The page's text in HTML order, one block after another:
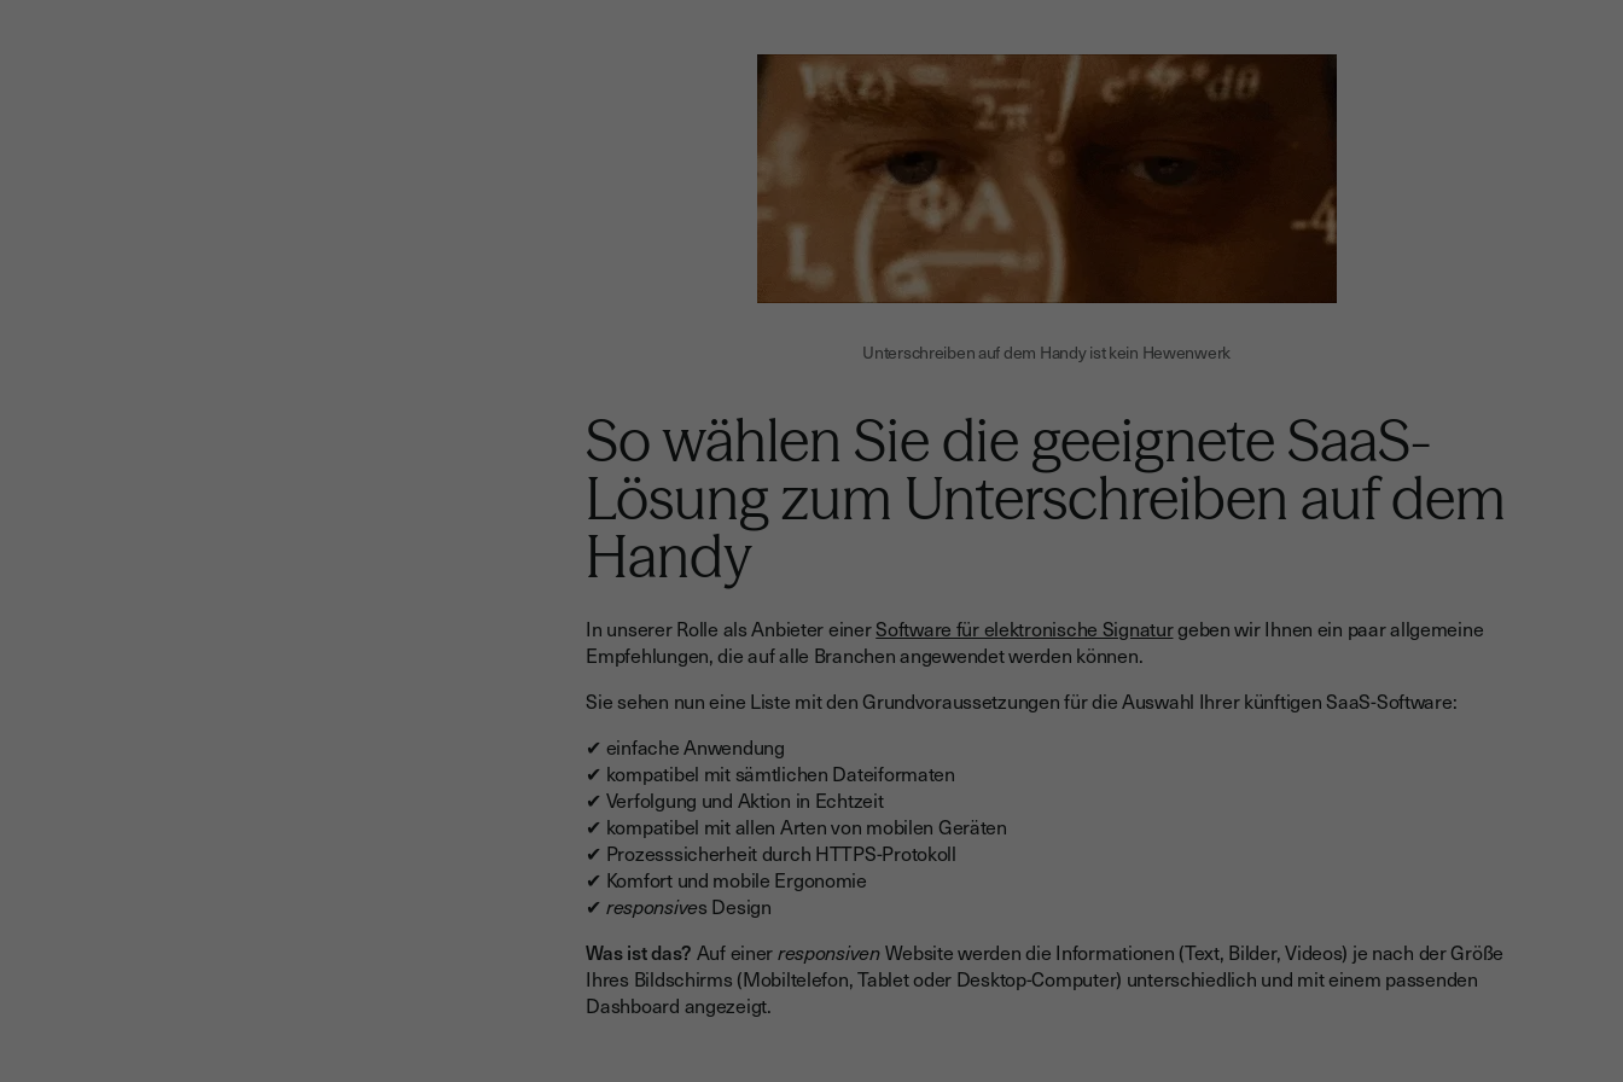
Unterschreiben auf dem Handy ist kein Hewenwerk
So wählen Sie die geeignete SaaS-
Lösung zum Unterschreiben auf dem
Handy
In unserer Rolle als Anbieter einerSoftware für elektronische Signaturgeben wir Ihnen ein paar allgemeine
Empfehlungen, die auf alle Branchen angewendet werden können.
Sie sehen nun eine Liste mit den Grundvoraussetzungen für die Auswahl Ihrer künftigen SaaS-Software:
✔ einfache Anwendung
✔ kompatibel mit sämtlichen Dateiformaten
✔ Verfolgung und Aktion in Echtzeit
✔ kompatibel mit allen Arten von mobilen Geräten
✔ Prozesssicherheit durch HTTPS-Protokoll
✔ Komfort und mobile Ergonomie
✔ responsives Design
Was ist das? Auf einerresponsivenWebsite werden die Informationen (Text, Bilder, Videos) je nach der Größe
Ihres Bildschirms (Mobiltelefon, Tablet oder Desktop-Computer) unterschiedlich und mit einem passenden
Dashboard angezeigt.